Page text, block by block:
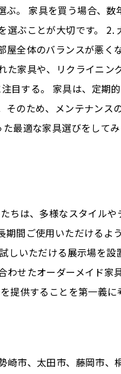
。 家具を買う場合、
ぶことが大切です。
全体のバランスが悪
家具や、リクライニ
目する。 家具は、定期
のため、メンテナン
最適な家具選びをしてみ
ちは、多様なスタイル
間ご使用いただけるよ
いただける展示場を
せたオーダーメイド家
提供することを第一義
市、太田市、藤岡市